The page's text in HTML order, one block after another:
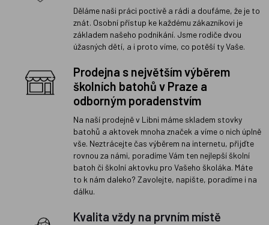
Děláme naši práci poctivě a rádi a doufáme, že je to
znát. Osobní přístup ke každému zákazníkovi je
základem našeho podnikání. Jsme rodiče dvou
úžasných dětí, a i proto víme, co potěší ty Vaše.
Prodejna s největším výběrem
školních batohů v Praze a
odborným poradenstvím
Na naší prodejně v Libni máme skladem stovky
batohů a aktovek mnoha značek a víme o nich úplně
vše. Neztrácejte čas výběrem na internetu, přijďte
rovnou za námi, poradíme Vám ten nejlepší školní
batoh či školní aktovku pro Vašeho školáka. Máte
to k nám daleko? Zavolejte, napište, poradíme i na
dálku.
Kvalita vždy na prvním místě